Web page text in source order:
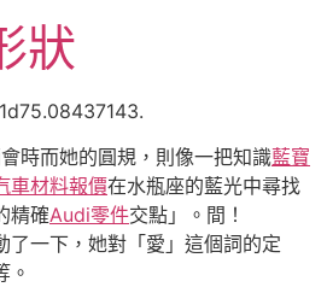
狀
時而她的圓規，則像一把知識藍寶
車材料報價在水瓶座的藍光中尋找
精確Audi零件交點」。間！
了一下，她對「愛」這個詞的定
。